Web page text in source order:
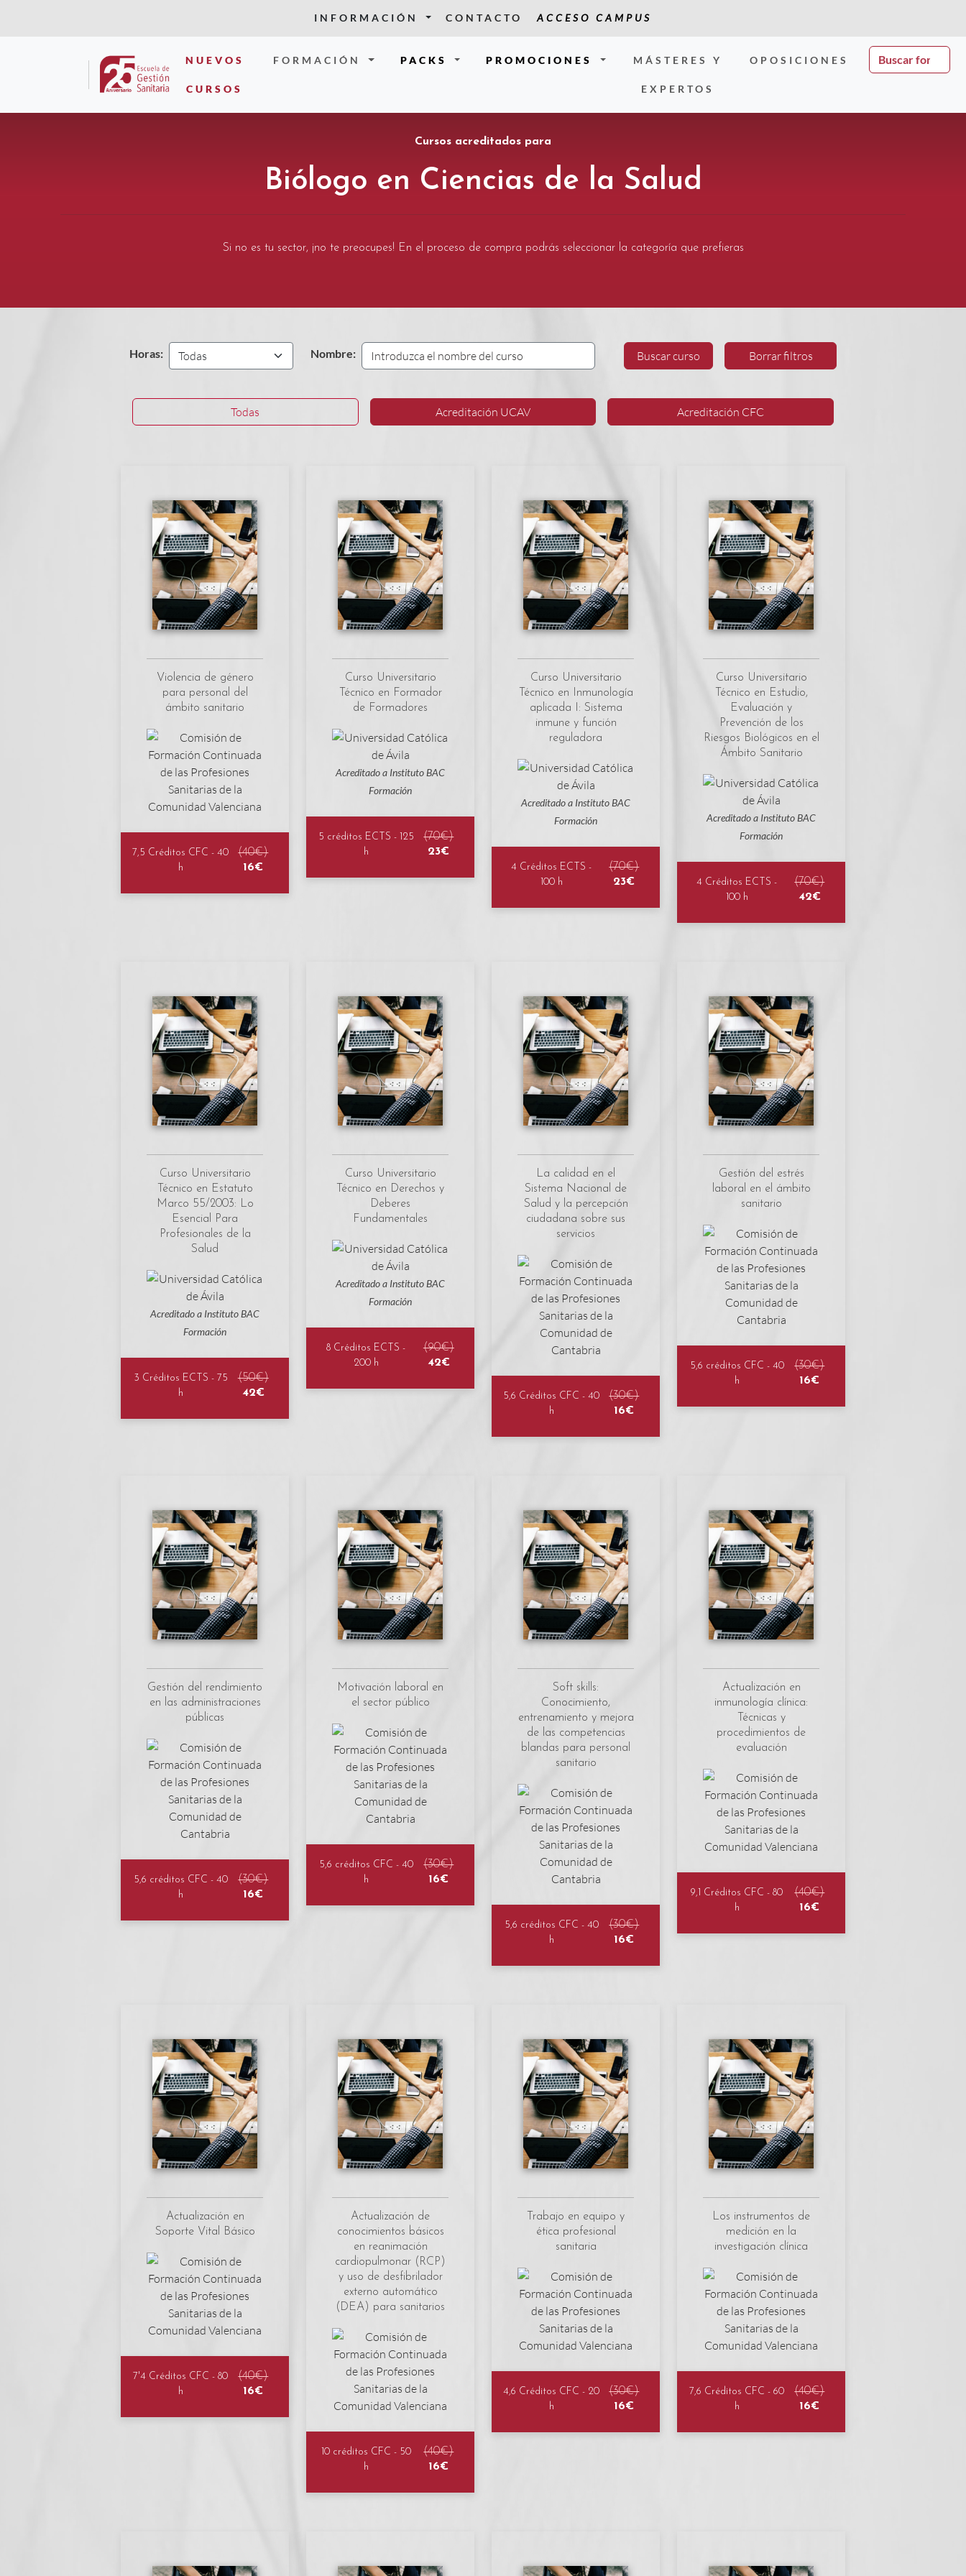
INFORMACIÓN CONTACTO ACCESO CAMPUS
NUEVOS
CURSOS
FORMACIÓN PACKS PROMOCIONES MÁSTERES Y
EXPERTOS
OPOSICIONES
Cursos acreditados para
Biólogo en Ciencias de la Salud
Si no es tu sector, ¡no te preocupes! En el proceso de compra podrás seleccionar la categoría que prefieras
Horas: Nombre: Buscar curso Borrar filtros
Todas Acreditación UCAV Acreditación CFC
Violencia de género
para personal del
ámbito sanitario
7,5 Créditos CFC - 40
h
(40€)
16€
Curso Universitario
Técnico en Formador
de Formadores
Acreditado a Instituto BAC
Formación
5 créditos ECTS - 125
h
(70€)
23€
Curso Universitario
Técnico en Inmunología
aplicada I: Sistema
inmune y función
reguladora
Acreditado a Instituto BAC
Formación
4 Créditos ECTS -
100 h
(70€)
23€
Curso Universitario
Técnico en Estudio,
Evaluación y
Prevención de los
Riesgos Biológicos en el
Ámbito Sanitario
Acreditado a Instituto BAC
Formación
4 Créditos ECTS -
100 h
(70€)
42€
Curso Universitario
Técnico en Estatuto
Marco 55/2003: Lo
Esencial Para
Profesionales de la
Salud
Acreditado a Instituto BAC
Formación
3 Créditos ECTS - 75
h
(50€)
42€
Curso Universitario
Técnico en Derechos y
Deberes
Fundamentales
Acreditado a Instituto BAC
Formación
8 Créditos ECTS -
200 h
(90€)
42€
La calidad en el
Sistema Nacional de
Salud y la percepción
ciudadana sobre sus
servicios
5,6 Créditos CFC - 40
h
(30€)
16€
Gestión del estrés
laboral en el ámbito
sanitario
5,6 créditos CFC - 40
h
(30€)
16€
Gestión del rendimiento
en las administraciones
públicas
5,6 créditos CFC - 40
h
(30€)
16€
Motivación laboral en
el sector público
5,6 créditos CFC - 40
h
(30€)
16€
Soft skills:
Conocimiento,
entrenamiento y mejora
de las competencias
blandas para personal
sanitario
5,6 créditos CFC - 40
h
(30€)
16€
Actualización en
inmunología clínica:
Técnicas y
procedimientos de
evaluación
9,1 Créditos CFC - 80
h
(40€)
16€
Actualización en
Soporte Vital Básico
7'4 Créditos CFC - 80
h
(40€)
16€
Actualización de
conocimientos básicos
en reanimación
cardiopulmonar (RCP)
y uso de desfibrilador
externo automático
(DEA) para sanitarios
10 créditos CFC - 50
h
(40€)
16€
Trabajo en equipo y
ética profesional
sanitaria
4,6 Créditos CFC - 20
h
(30€)
16€
Los instrumentos de
medición en la
investigación clínica
7,6 Créditos CFC - 60
h
(40€)
16€